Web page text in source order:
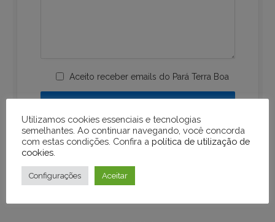
Aceito receber emails do Pará Terra Boa
Publicidade
Utilizamos cookies essenciais e tecnologias
semelhantes. Ao continuar navegando, você concorda
com estas condições. Confira a política de utilização de
cookies
Configurações Aceitar